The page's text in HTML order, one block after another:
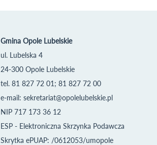
Gmina Opole Lubelskie
ul. Lubelska 4
24-300 Opole Lubelskie
tel. 81 827 72 01; 81 827 72 00
e-mail: sekretariat@opolelubelskie.pl
NIP 717 173 36 12
ESP - Elektroniczna Skrzynka Podawcza
Skrytka ePUAP: /0612053/umopole